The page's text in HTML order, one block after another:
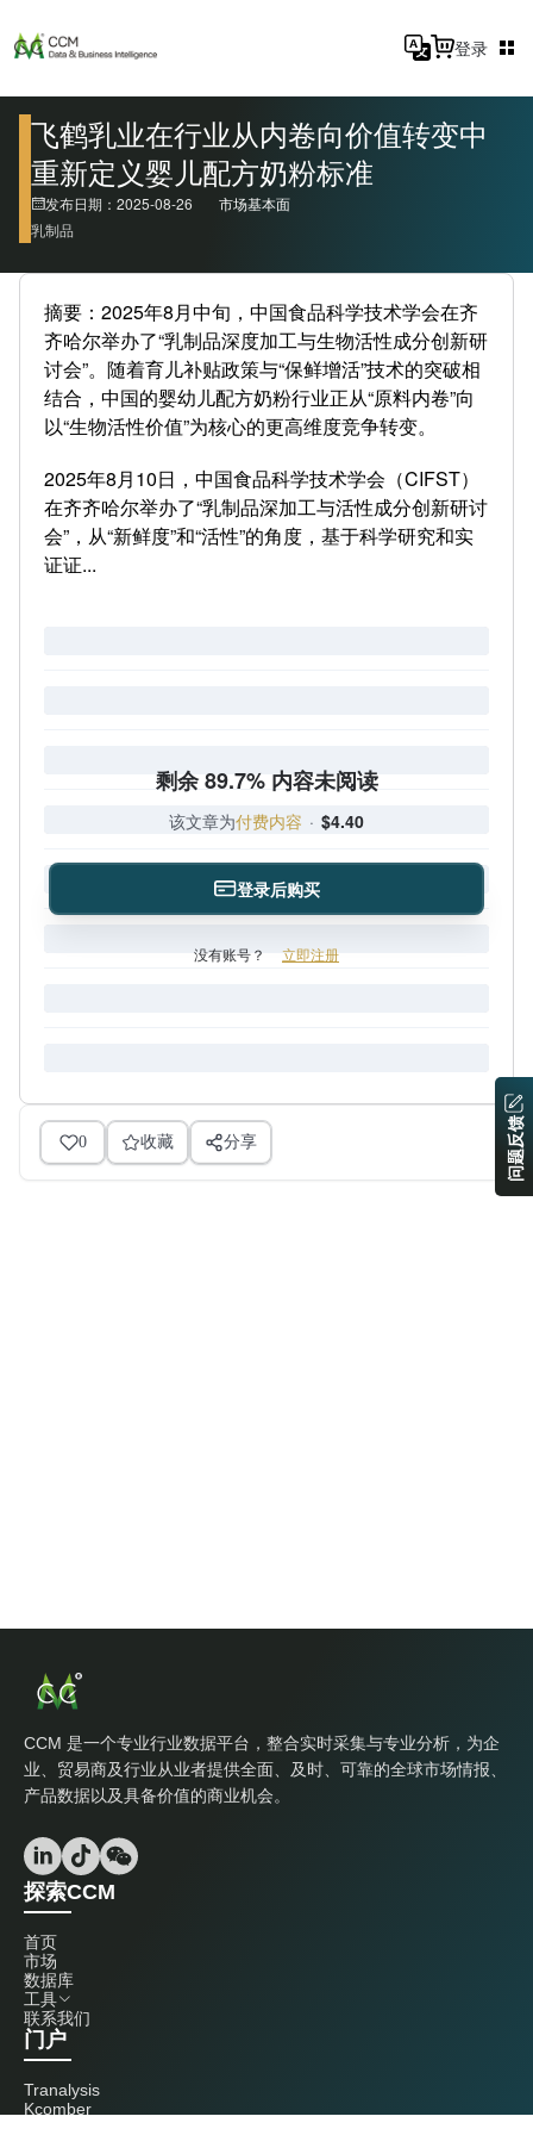
登录
飞鹤乳业在行业从内卷向价值转变中
重新定义婴儿配方奶粉标准
发布日期：2025-08-26
市场基本面
乳制品
摘要：2025年8月中旬，中国食品科学技术学会在齐
齐哈尔举办了“乳制品深度加工与生物活性成分创新研
讨会”。随着育儿补贴政策与“保鲜增活”技术的突破相
结合，中国的婴幼儿配方奶粉行业正从“原料内卷”向
以“生物活性价值”为核心的更高维度竞争转变。
2025年8月10日，中国食品科学技术学会（CIFST）
在齐齐哈尔举办了“乳制品深加工与活性成分创新研讨
会”，从“新鲜度”和“活性”的角度，基于科学研究和实
证证...
剩余 89.7% 内容未阅读
该文章为付费内容 · $4.40
登录后购买
没有账号？ 立即注册
0 收藏 分享
CCM 是一个专业行业数据平台，整合实时采集与专业分析，为企
业、贸易商及行业从业者提供全面、及时、可靠的全球市场情报、
产品数据以及具备价值的商业机会。
探索CCM
首页
市场
数据库
工具
联系我们
门户
Tranalysis
Kcomber
问题反馈